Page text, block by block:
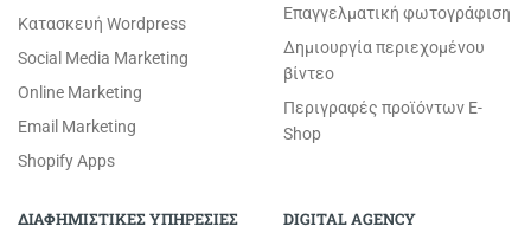
Κατασκευή Wordpress
Social Media Marketing
Online Marketing
Email Marketing
Shopify Apps
Επαγγελματική φωτογράφιση
Δημιουργία περιεχομένου
βίντεο
Περιγραφές προϊόντων E-
Shop
ΔΙΑΦΗΜΙΣΤΙΚΕΣ ΥΠΗΡΕΣΙΕΣ DIGITAL AGENCY